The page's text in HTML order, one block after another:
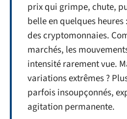
prix qui grimpe, chute,
belle en quelques
des cryptomonnaies.
marchés, les
intensité rarement vue.
variations extrêmes ?
parfois insoupçonnés,
agitation permanente.